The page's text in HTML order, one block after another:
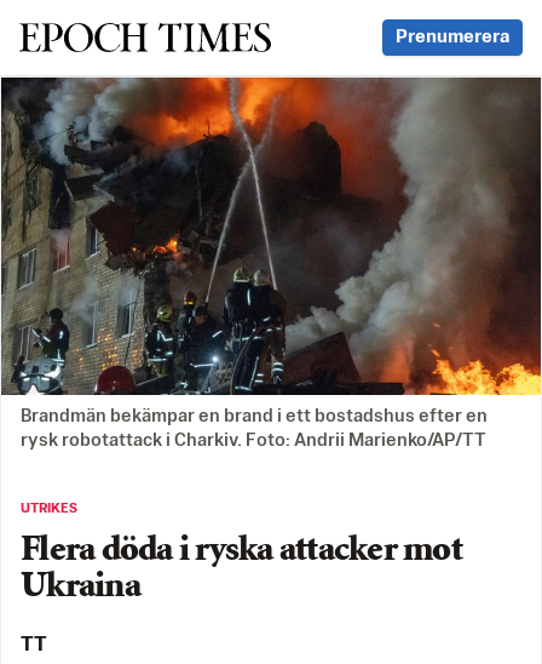
Svenska Epoch Times Prenumerera
Brandmän bekämpar en brand i ett bostadshus efter en
rysk robotattack i Charkiv. Foto: Andrii Marienko/AP/TT
UTRIKES
Flera döda i ryska attacker mot
Ukraina
TT